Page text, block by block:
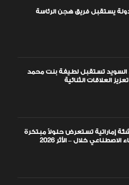
السويد تستقبل لطيفة بنت محمد
إماراتية تستعرض حلولاً مبتكرة